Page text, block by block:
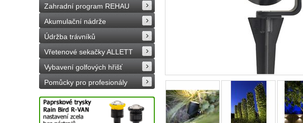
Zahradní program REHAU
Akumulační nádrže
Údržba trávníků
Vřetenové sekačky ALLETT
Vybavení golfových hřišť
Pomůcky pro profesionály